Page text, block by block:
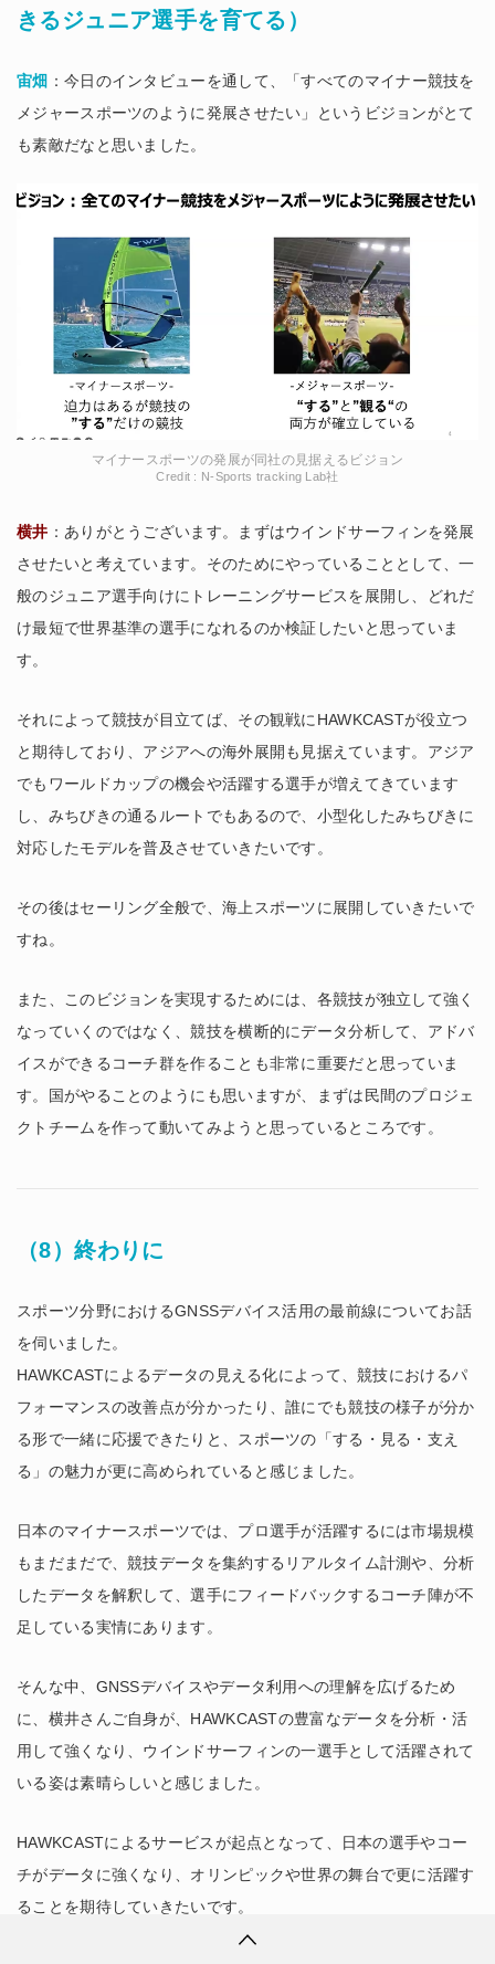
きるジュニア選手を育てる）
宙畑 ：今日のインタビューを通して、「すべてのマイナー競技を
メジャースポーツのように発展させたい」というビジョンがとて
も素敵だなと思いました。
マイナースポーツの発展が同社の見据えるビジョン
Credit : N-Sports tracking Lab社
横井 ：ありがとうございます。まずはウインドサーフィンを発展
させたいと考えています。そのためにやっていることとして、一
般のジュニア選手向けにトレーニングサービスを展開し、どれだ
け最短で世界基準の選手になれるのか検証したいと思っていま
す。
それによって競技が目立てば、その観戦にHAWKCASTが役立つ
と期待しており、アジアへの海外展開も見据えています。アジア
でもワールドカップの機会や活躍する選手が増えてきています
し、みちびきの通るルートでもあるので、小型化したみちびきに
対応したモデルを普及させていきたいです。
その後はセーリング全般で、海上スポーツに展開していきたいで
すね。
また、このビジョンを実現するためには、各競技が独立して強く
なっていくのではなく、競技を横断的にデータ分析して、アドバ
イスができるコーチ群を作ることも非常に重要だと思っていま
す。国がやることのようにも思いますが、まずは民間のプロジェ
クトチームを作って動いてみようと思っているところです。
（8）終わりに
スポーツ分野におけるGNSSデバイス活用の最前線についてお話
を伺いました。
HAWKCASTによるデータの見える化によって、競技におけるパ
フォーマンスの改善点が分かったり、誰にでも競技の様子が分か
る形で一緒に応援できたりと、スポーツの「する・見る・支え
る」の魅力が更に高められていると感じました。
日本のマイナースポーツでは、プロ選手が活躍するには市場規模
もまだまだで、競技データを集約するリアルタイム計測や、分析
したデータを解釈して、選手にフィードバックするコーチ陣が不
足している実情にあります。
そんな中、GNSSデバイスやデータ利用への理解を広げるため
に、横井さんご自身が、HAWKCASTの豊富なデータを分析・活
用して強くなり、ウインドサーフィンの一選手として活躍されて
いる姿は素晴らしいと感じました。
HAWKCASTによるサービスが起点となって、日本の選手やコー
チがデータに強くなり、オリンピックや世界の舞台で更に活躍す
ることを期待していきたいです。